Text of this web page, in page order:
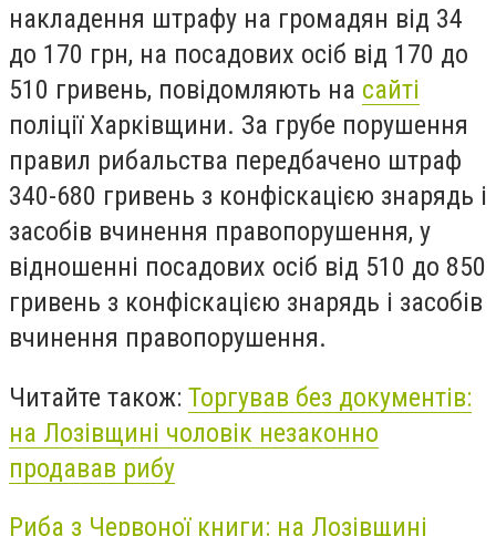
накладення штрафу на громадян від 34
до 170 грн, на посадових осіб від 170 до
510 гривень, повідомляють на сайті
поліції Харківщини. За грубе порушення
правил рибальства передбачено штраф
340-680 гривень з конфіскацією знарядь і
засобів вчинення правопорушення, у
відношенні посадових осіб від 510 до 850
гривень з конфіскацією знарядь і засобів
вчинення правопорушення.
Читайте також: Торгував без документів:
на Лозівщині чоловік незаконно
продавав рибу
Риба з Червоної книги: на Лозівщині